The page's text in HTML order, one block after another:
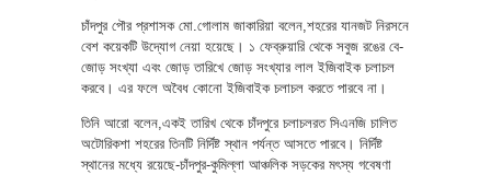
চাঁদপুর পৌর প্রশাসক মো.গোলাম জাকারিয়া বলেন,শহরের যানজট নিরসনে
বেশ কয়েকটি উদ্যোগ নেয়া হয়েছে। ১ ফেব্রুয়ারি থেকে সবুজ রঙের বে-
জোড় সংখ্যা এবং জোড় তারিখে জোড় সংখ্যার লাল ইজিবাইক চলাচল
করবে। এর ফলে অবৈধ কোনো ইজিবাইক চলাচল করতে পারবে না।
তিনি আরো বলেন,একই তারিখ থেকে চাঁদপুরে চলাচলরত সিএনজি চালিত
অটোরিকশা শহরের তিনটি নির্দিষ্ট স্থান পর্যন্ত আসতে পারবে। নির্দিষ্ট
স্থানের মধ্যে রয়েছে-চাঁদপুর-কুমিল্লা আঞ্চলিক সড়কের মৎস্য গবেষণা